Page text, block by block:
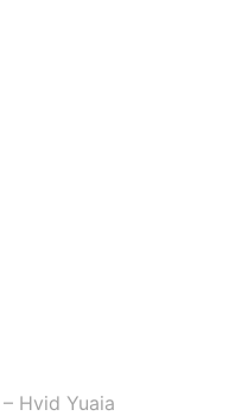
Hvid Yuaia